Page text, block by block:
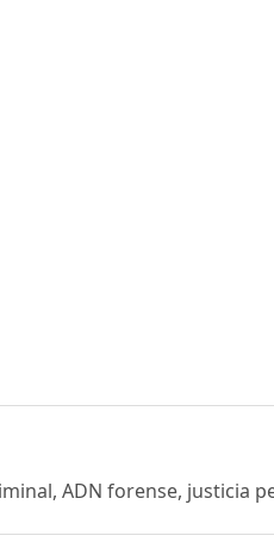
ADN forense, justicia